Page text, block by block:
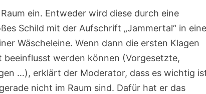
ein. Entweder wird diese durch eine
Schild mit der Aufschrift „Jammertal“ in
Wäscheleine. Wenn dann die ersten Klagen
werden können (Vorgesetzte,
…), erklärt der Moderator, dass es wichtig
nicht im Raum sind. Dafür hat er das